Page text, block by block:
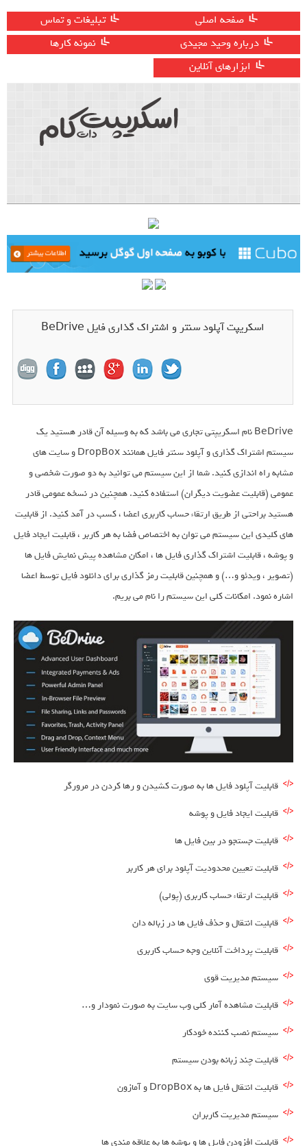
صفحه اصلی
تبلیغات و تماس
درباره وحید مجیدی
نمونه کارها
ابزارهای آنلاین
اسکریپت آپلود سنتر و اشتراک گذاری فایل BeDrive
BeDrive نام اسکریپتی تجاری می باشد که به وسیله آن قادر هستید یک
سیستم اشتراک گذاری و آپلود سنتر فایل همانند DropBox و سایت های
مشابه راه اندازی کنید. شما از این سیستم می توانید به دو صورت شخصی و
عمومی (قابلیت عضویت دیگران) استفاده کنید. همچنین در نسخه عمومی قادر
هستید براحتی از طریق ارتقاء حساب کاربری اعضا ، کسب در آمد کنید. از قابلیت
های کلیدی این سیستم می توان به اختصاص فضا به هر کاربر ، قابلیت ایجاد فایل
و پوشه ، قابلیت اشتراک گذاری فایل ها ، امکان مشاهده پیش نمایش فایل ها
(تصویر ، ویدئو و…) و همچنین قابلیت رمز گذاری برای دانلود فایل توسط اعضا
اشاره نمود. امکانات کلی این سیستم را نام می بریم.
قابلیت آپلود فایل ها به صورت کشیدن و رها کردن در مرورگر
قابلیت ایجاد فایل و پوشه
قابلیت جستجو در بین فایل ها
قابلیت تعیین محدودیت آپلود برای هر کاربر
قابلیت ارتقاء حساب کاربری (پولی)
قابلیت انتقال و حذف فایل ها در زباله دان
قابلیت پرداخت آنلاین وجه حساب کاربری
سیستم مدیریت قوی
قابلیت مشاهده آمار کلی وب سایت به صورت نمودار و…
سیستم نصب کننده خودکار
قابلیت چند زبانه بودن سیستم
قابلیت انتقال فایل ها به DropBox و آمازون
سیستم مدیریت کاربران
قابلیت افزودن فایل ها و پوشه ها به علاقه مندی ها